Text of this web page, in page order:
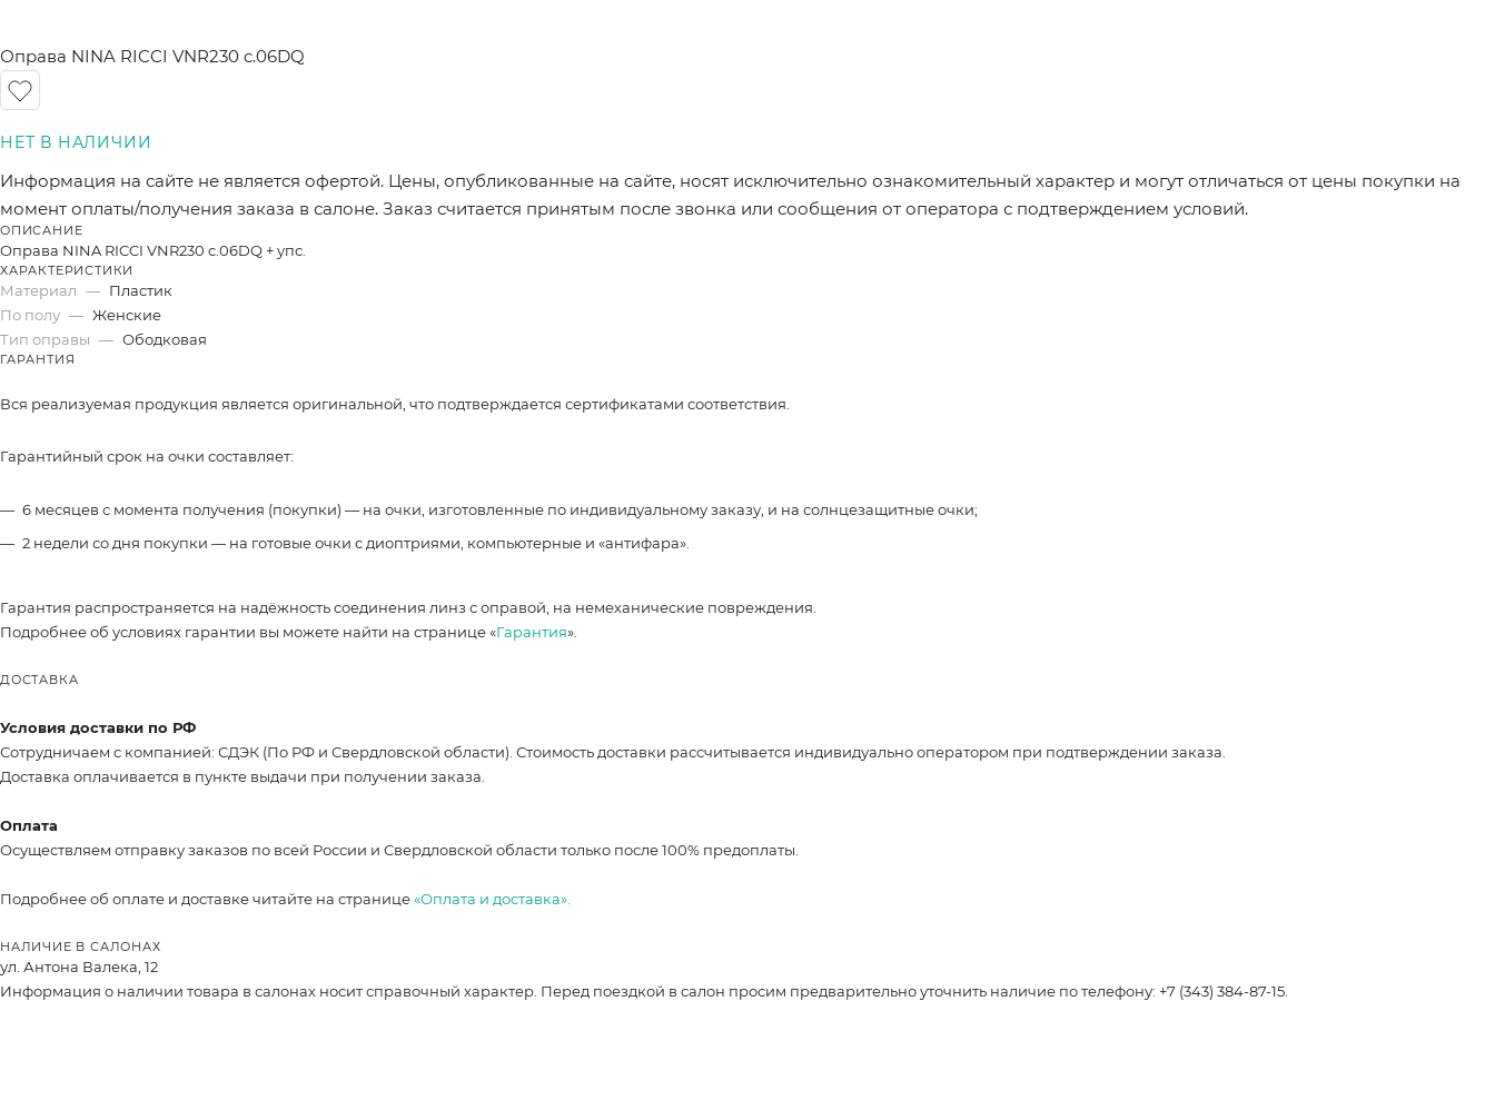
Оправа NINA RICCI VNR230 c.06DQ
Информация на сайте не является офертой. Цены, опубликованные на сайте, носят исключительно ознакомительный характер и могут отличаться от цены покупки на
момент оплаты/получения заказа в салоне. Заказ считается принятым после звонка или сообщения от оператора с подтверждением условий.
ОПИСАНИЕ
Оправа NINA RICCI VNR230 c.06DQ + упс.
ХАРАКТЕРИСТИКИ
Материал — Пластик
По полу — Женские
Тип оправы — Ободковая
ГАРАНТИЯ
Вся реализуемая продукция является оригинальной, что подтверждается сертификатами соответствия.
Гарантийный срок на очки составляет:
6 месяцев с момента получения (покупки) — на очки, изготовленные по индивидуальному заказу, и на солнцезащитные очки;
2 недели со дня покупки — на готовые очки с диоптриями, компьютерные и «антифара».
Гарантия распространяется на надёжность соединения линз с оправой, на немеханические повреждения.
Подробнее об условиях гарантии вы можете найти на странице «Гарантия».
ДОСТАВКА
Условия доставки по РФ
Сотрудничаем с компанией: СДЭК (По РФ и Свердловской области). Стоимость доставки рассчитывается индивидуально оператором при подтверждении заказа.
Доставка оплачивается в пункте выдачи при получении заказа.
Оплата
Осуществляем отправку заказов по всей России и Свердловской области только после 100% предоплаты.
Подробнее об оплате и доставке читайте на странице«Оплата и доставка».
НАЛИЧИЕ В САЛОНАХ
ул. Антона Валека, 12
Информация о наличии товара в салонах носит справочный характер. Перед поездкой в салон просим предварительно уточнить наличие по телефону: +7 (343) 384-87-15.